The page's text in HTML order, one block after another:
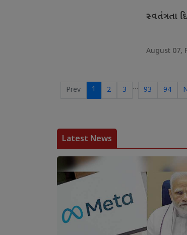
સ્વતંત્રતા
August 07,
Prev 1 2 3 … 93 94
Latest News